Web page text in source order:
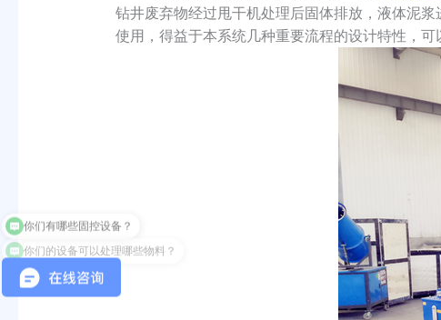
钻井废弃物经过甩干机处理后固体排放，液体泥
使用，得益于本系统几种重要流程的设计特性，